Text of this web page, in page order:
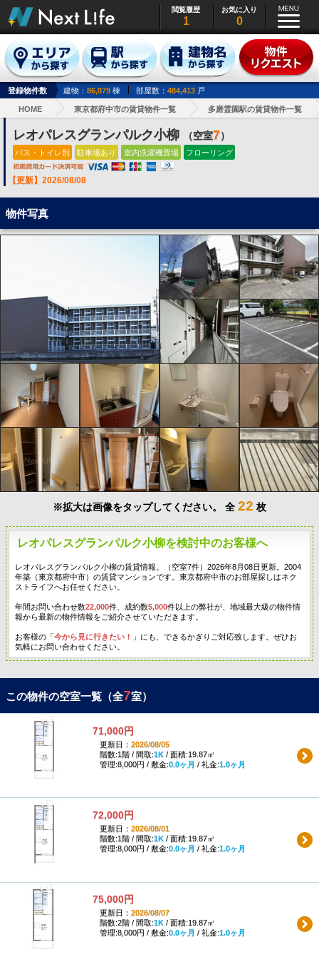
閲覧履歴
1
お気に入り
0
登録物件数 建物： 86,079 棟 部屋数： 484,413 戸
HOME 東京都府中市の賃貸物件一覧 多磨霊園駅の賃貸物件一覧
レオパレスグランパルク小柳 （空室7）
バス・トイレ別 駐車場あり 室内洗濯機置場 フローリング
【更新】2026/08/08
物件写真
※拡大は画像をタップしてください。 全 22 枚
レオパレスグランパルク小柳を検討中のお客様へ
レオパレスグランパルク小柳の賃貸情報。（空室7件）2026年8月08日更新。2004
年築（東京都府中市）の賃貸マンションです。東京都府中市のお部屋探しはネク
ストライフへお任せください。
年間お問い合わせ数22,000件、成約数5,000件以上の弊社が、地域最大級の物件情
報から最新の物件情報をご紹介させていただきます。
お客様の「今から見に行きたい！
」にも、できるかぎりご対応致します。ぜひお
気軽にお問い合わせください。
この物件の空室一覧（全7室）
71,000円
更新日： 2026/08/05
階数:1階 / 間取:1K/ 面積:19.87㎡
管理:8,000円 / 敷金:0.0ヶ月 / 礼金:1.0ヶ月
72,000円
更新日： 2026/08/01
階数:1階 / 間取:1K/ 面積:19.87㎡
管理:8,000円 / 敷金:0.0ヶ月 / 礼金:1.0ヶ月
75,000円
更新日： 2026/08/07
階数:2階 / 間取:1K/ 面積:19.87㎡
管理:8,000円 / 敷金:0.0ヶ月 / 礼金:1.0ヶ月